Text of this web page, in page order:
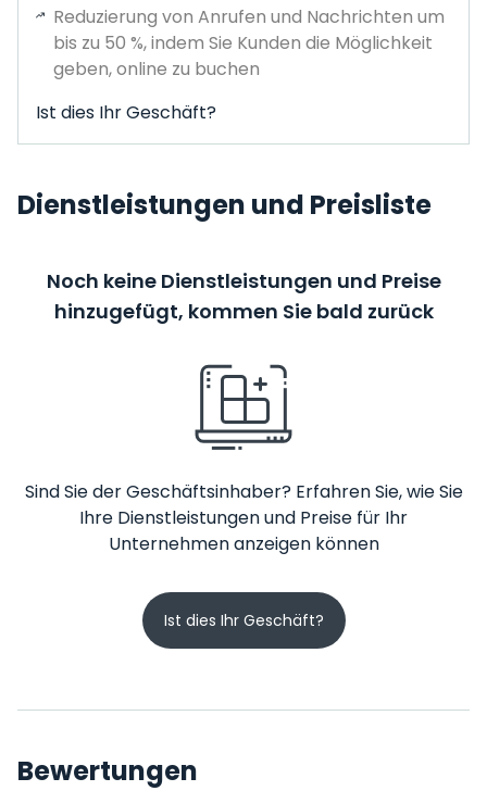
Reduzierung von Anrufen und Nachrichten um
bis zu 50 %, indem Sie Kunden die Möglichkeit
geben, online zu buchen
Ist dies Ihr Geschäft?
Dienstleistungen und Preisliste
Noch keine Dienstleistungen und Preise
hinzugefügt, kommen Sie bald zurück
Sind Sie der Geschäftsinhaber? Erfahren Sie, wie Sie
Ihre Dienstleistungen und Preise für Ihr
Unternehmen anzeigen können
Ist dies Ihr Geschäft?
Bewertungen